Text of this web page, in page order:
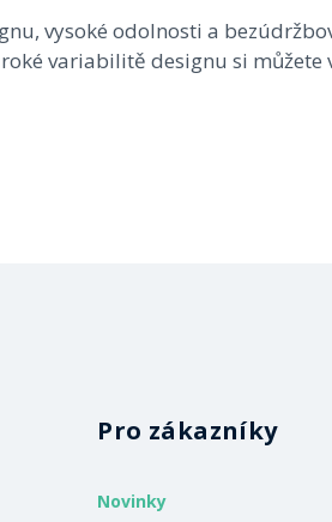
vysoké odolnosti a
variabilitě designu si
Pro zákazníky
Novinky